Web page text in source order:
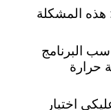
هذه المشكلة
البرنامج
حرارة
اختيار